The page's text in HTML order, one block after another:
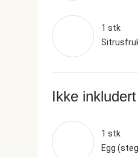
1 stk
Ikke
1 stk
Egg